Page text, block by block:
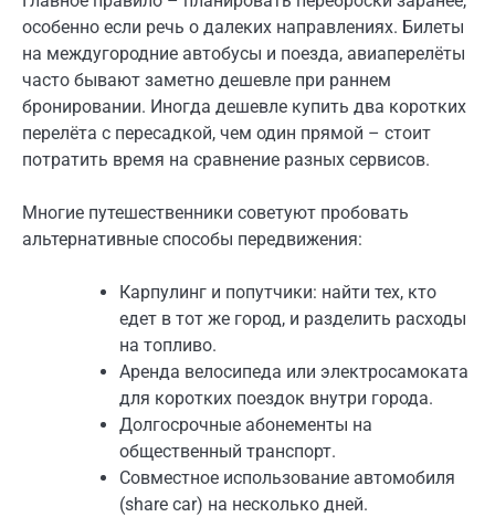
особенно если речь о далеких направлениях. Билеты
на междугородние автобусы и поезда, авиаперелёты
часто бывают заметно дешевле при раннем
бронировании. Иногда дешевле купить два коротких
перелёта с пересадкой, чем один прямой – стоит
потратить время на сравнение разных сервисов.
Многие путешественники советуют пробовать
альтернативные способы передвижения:
Карпулинг и попутчики: найти тех, кто
едет в тот же город, и разделить расходы
на топливо.
Аренда велосипеда или электросамоката
для коротких поездок внутри города.
Долгосрочные абонементы на
общественный транспорт.
Совместное использование автомобиля
(share car) на несколько дней.